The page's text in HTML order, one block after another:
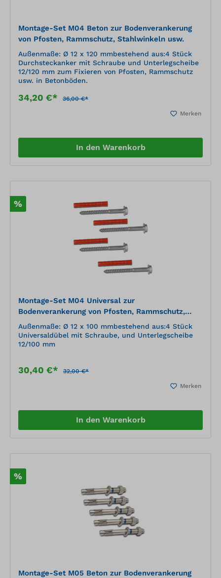
Montage-Set M04 Beton zur Bodenverankerung
von Pfosten, Rammschutz, Stahlwinkeln usw.
Außenmaße: Ø 12 x 120 mmbestehend aus:4 Stück
Durchsteckanker mit Schraube und Unterlegscheibe
12/120 mm zum Fixieren von Pfosten, Rammschutz
usw. in Betonböden.
34,20 €* 36,00 €*
Merken
In den Warenkorb
%
Montage-Set M04 Universal zur
Bodenverankerung von Pfosten, Rammschutz,
Stahlwinkeln usw.
Außenmaße: Ø 12 x 100 mmbestehend aus:4 Stück
Universaldübel mit Schraube, und Unterlegscheibe
12/100 mm
30,40 €* 32,00 €*
Merken
In den Warenkorb
%
Montage-Set M05 Beton zur Bodenverankerung